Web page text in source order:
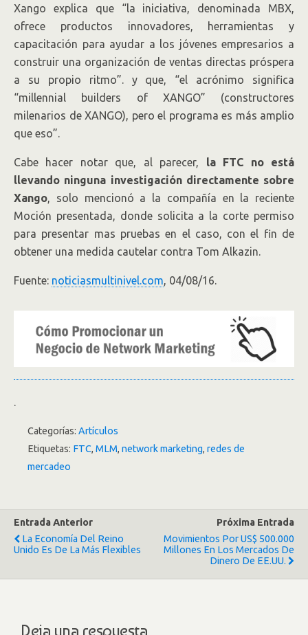
Xango explica que “la iniciativa, denominada MBX,
ofrece productos innovadores, herramientas y
capacitación para ayudar a los jóvenes empresarios a
construir una organización de ventas directas próspera
a su propio ritmo”. y que, “el acrónimo significa
“millennial builders of XANGO” (constructores
milenarios de XANGO), pero el programa es más amplio
que eso”.
Cabe hacer notar que, al parecer, la FTC no está
llevando ninguna investigación directamente sobre
Xango, solo mencionó a la compañía en la reciente
Moción presentada, donde solicita a la corte permiso
para presentar mas pruebas en el caso, con el fin de
obtener una medida cautelar contra Tom Alkazin.
Fuente: noticiasmultinivel.com, 04/08/16.
Categorías: Artículos
Etiquetas: FTC, MLM, network marketing, redes de
mercadeo
Entrada Anterior
La Economía Del Reino
Unido Es De La Más Flexibles
Próxima Entrada
Movimientos Por US$ 500.000
Millones En Los Mercados De
Dinero De EE.UU.
Deja una respuesta